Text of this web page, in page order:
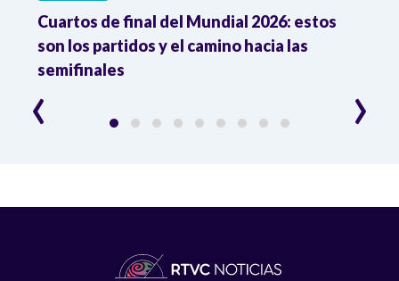
Cuartos de final del Mundial 2026: estos
son los partidos y el camino hacia las
semifinales
‹ ›